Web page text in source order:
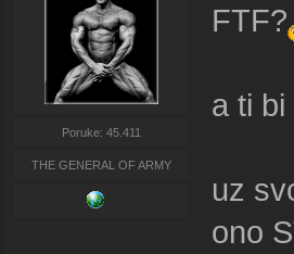
Poruke: 45.411
THE GENERAL OF ARMY
FTF?
a ti
uz
ono